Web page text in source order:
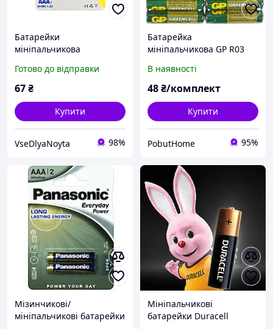
Батарейки
мініпальчикова
Готово до відправки
67₴
Купити
VseDlyaNoyta 98%
Батарейка
мініпальчикова GP R03
В наявності
48₴/комплект
Купити
PobutHome 95%
Мізинчикові/
мініпальчикові батарейки
Мініпальчикові
батарейки Duracell